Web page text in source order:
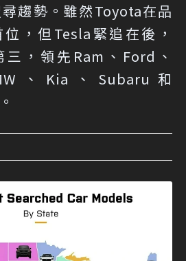
趨勢。雖然Toyota在品
，但Tesla緊追在後，
，領先Ram、Ford、
、Kia、Subaru和